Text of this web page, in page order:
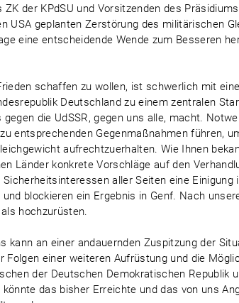
ZK der KPdSU und Vorsitzenden des
USA geplanten Zerstörung des militärischen
eine entscheidende Wende zum Besseren
schaffen zu wollen, ist schwerlich mit
Deutschland zu einem zentralen
die UdSSR, gegen uns alle, macht.
entsprechenden Gegenmaßnahmen führen,
aufrechtzuerhalten. Wie Ihnen
Länder konkrete Vorschläge auf den
aller Seiten eine
blockieren ein Ergebnis in Genf. Nach
hochzurüsten.
kann an einer andauernden Zuspitzung der
Folgen einer weiteren Aufrüstung und die
der Deutschen Demokratischen Republik
das bisher Erreichte und das von uns